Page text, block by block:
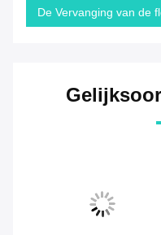
De Vervanging van de